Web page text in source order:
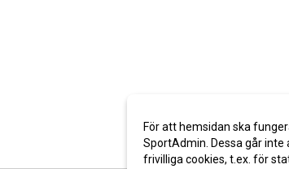
För att hemsidan ska
SportAdmin. Dessa går inte
frivilliga cookies, t.ex. för